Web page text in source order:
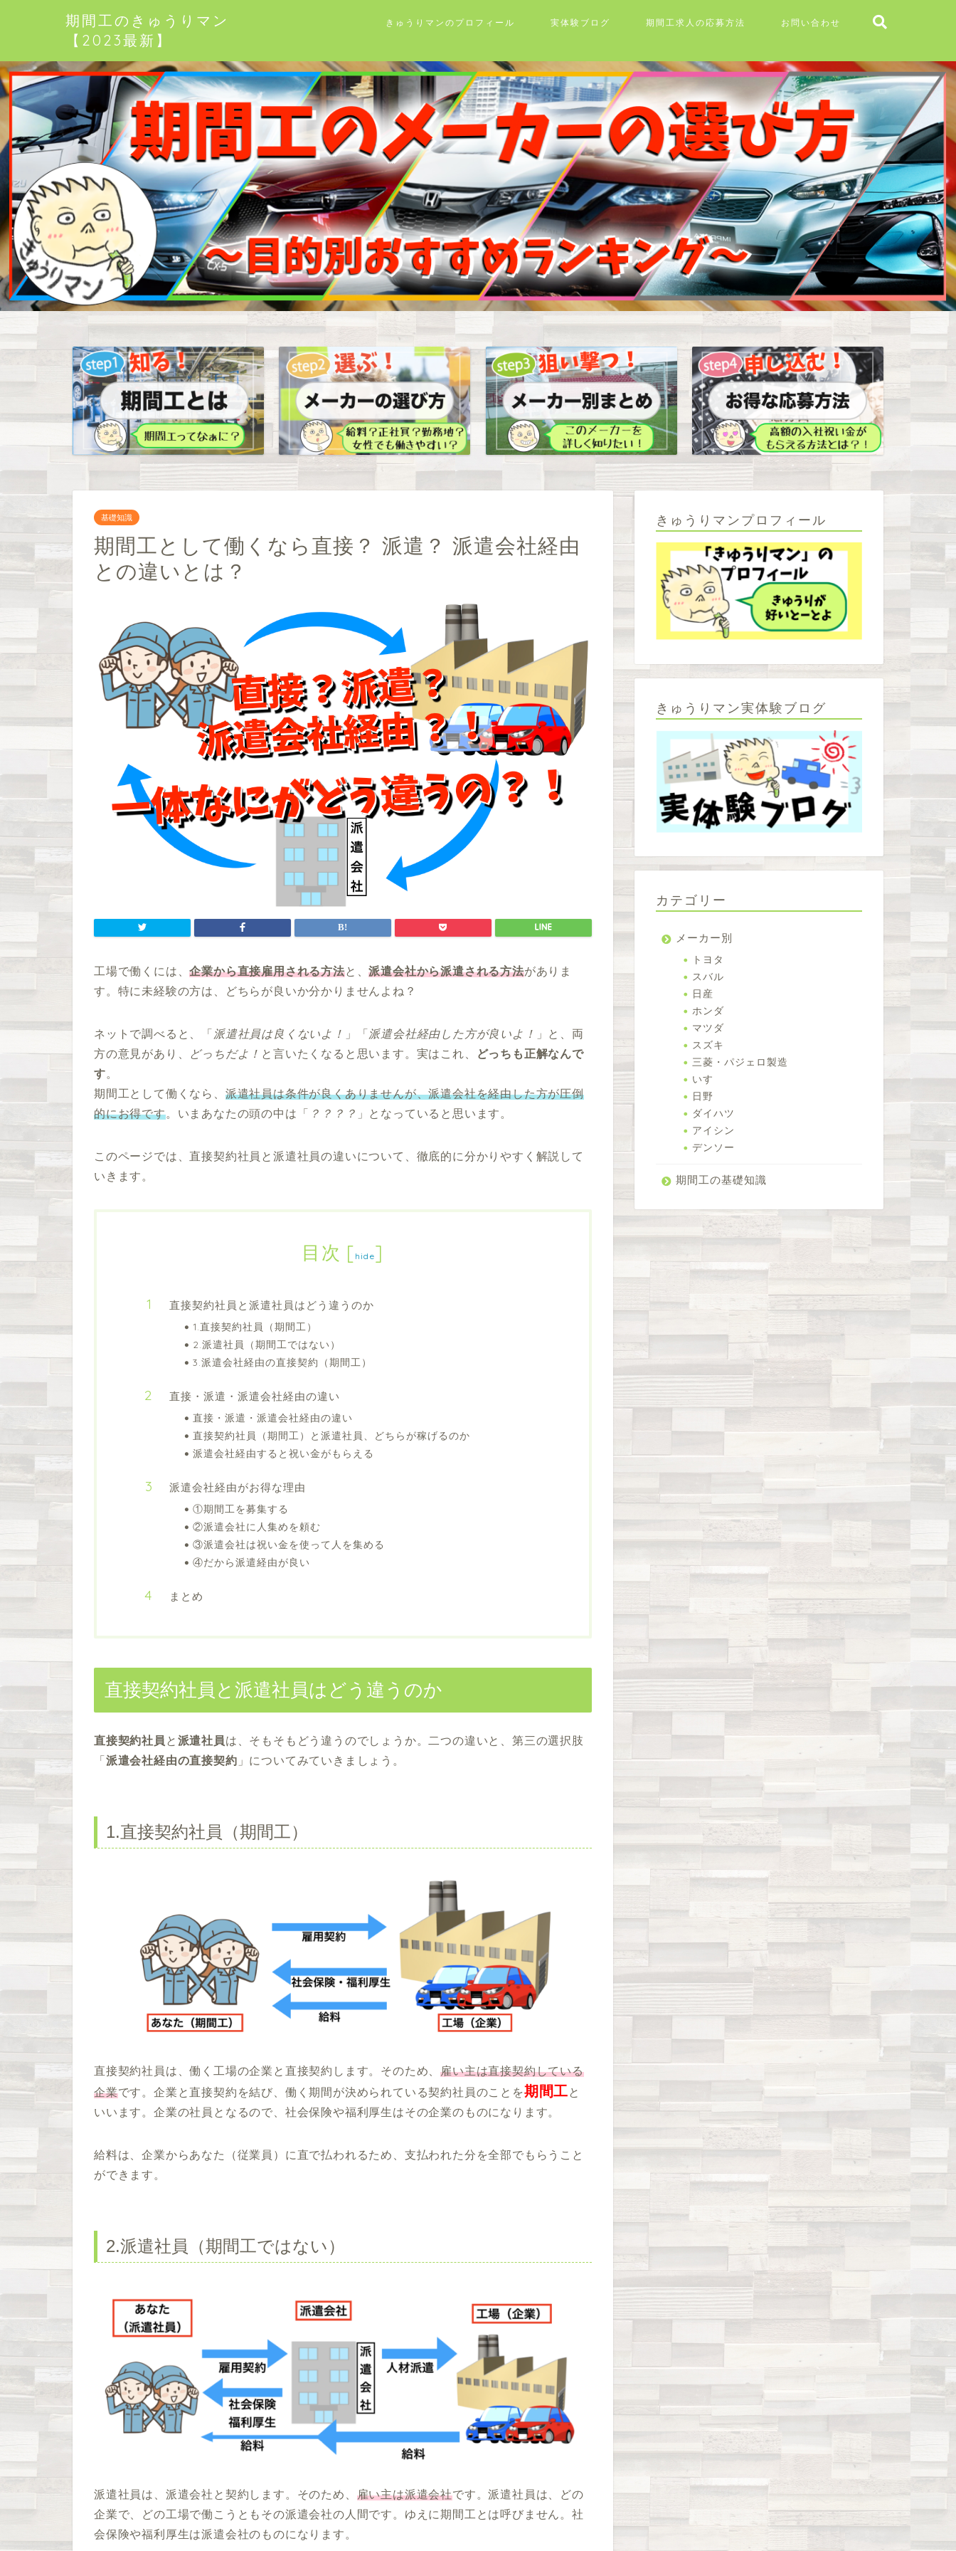
期間工のきゅうりマン
【2023最新】
きゅうりマンのプロフィール 実体験ブログ 期間工求人の応募方法 お問い合わせ
基礎知識
期間工として働くなら直接？ 派遣？ 派遣会社経由
との違いとは？
工場で働くには、企業から直接雇用される方法と、派遣会社から派遣される方法がありま
す。特に未経験の方は、どちらが良いか分かりませんよね？
ネットで調べると、「 派遣社員は良くないよ！ 」「 派遣会社経由した方が良いよ！
」と、両
方の意見があり、
どっちだよ！ と言いたくなると思います。実はこれ、
どっちも正解なんで
す。
期間工として働くなら、 派遣社員は条件が良くありませんが、派遣会社を経由した方が圧倒
的にお得です。いまあなたの頭の中は「 ？？？？ 」となっていると思います。
このページでは、直接契約社員と派遣社員の違いについて、徹底的に分かりやすく解説して
いきます。
目次 [ hide]
直接契約社員と派遣社員はどう違うのか
1.直接契約社員（期間工）
2.派遣社員（期間工ではない）
3.派遣会社経由の直接契約（期間工）
直接・派遣・派遣会社経由の違い
直接・派遣・派遣会社経由の違い
直接契約社員（期間工）と派遣社員、どちらが稼げるのか
派遣会社経由すると祝い金がもらえる
派遣会社経由がお得な理由
①期間工を募集する
②派遣会社に人集めを頼む
③派遣会社は祝い金を使って人を集める
④だから派遣経由が良い
まとめ
直接契約社員と派遣社員はどう違うのか
直接契約社員 と 派遣社員は、そもそもどう違うのでしょうか。二つの違いと、第三の選択肢
「 派遣会社経由の直接契約 」についてみていきましょう。
1.直接契約社員（期間工）
直接契約社員は、働く工場の企業と直接契約します。そのため、雇い主は直接契約している
企業です。企業と直接契約を結び、働く期間が決められている契約社員のことを期間工と
いいます。企業の社員となるので、社会保険や福利厚生はその企業のものになります。
給料は、企業からあなた（従業員）に直で払われるため、支払われた分を全部でもらうこと
ができます。
2.派遣社員（期間工ではない）
派遣社員は、派遣会社と契約します。そのため、 雇い主は派遣会社です。派遣社員は、どの
企業で、どの工場で働こうともその派遣会社の人間です。ゆえに期間工とは呼びません。社
会保険や福利厚生は派遣会社のものになります。
きゅうりマンプロフィール
きゅうりマン実体験ブログ
カテゴリー
メーカー別
トヨタ
スバル
日産
ホンダ
マツダ
スズキ
三菱・パジェロ製造
いすゞ
日野
ダイハツ
アイシン
デンソー
期間工の基礎知識